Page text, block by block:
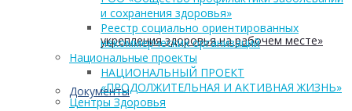
укрепления здоровья на рабочем месте»
Документы
и сохранения здоровья»
Реестр социально ориентированных
некоммерческих организаций
Национальные проекты
НАЦИОНАЛЬНЫЙ ПРОЕКТ
«ПРОДОЛЖИТЕЛЬНАЯ И АКТИВНАЯ ЖИЗНЬ»
Центры Здоровья